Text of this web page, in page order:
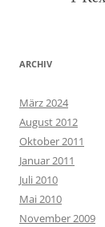
ARCHIV
März 2024
August 2012
Oktober 2011
Januar 2011
Juli 2010
Mai 2010
November 2009